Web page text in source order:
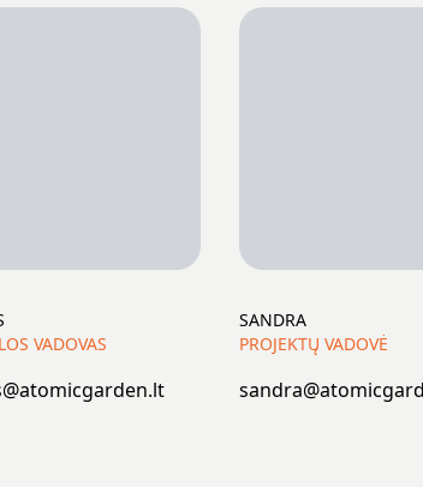
VADOVAS
SANDRA
PROJEKTŲ VADOVĖ